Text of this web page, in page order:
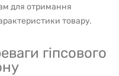
для отримання
товару.
гіпсового